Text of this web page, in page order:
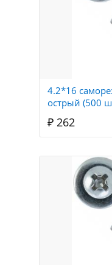
4.2*16
острый (500
₽ 262